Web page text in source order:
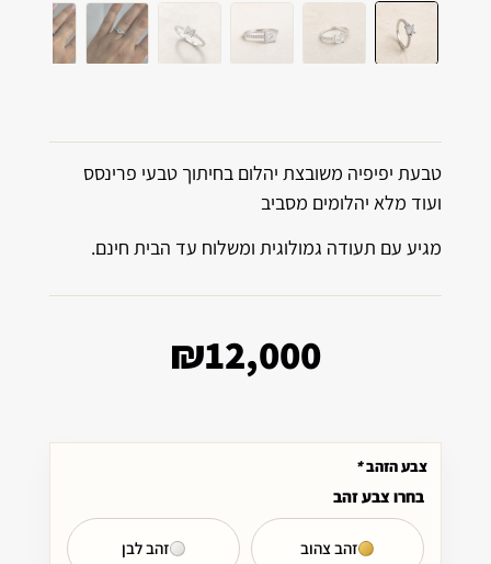
טבעת יפיפיה משובצת יהלום בחיתוך טבעי פרינסס
ועוד מלא יהלומים מסביב
מגיע עם תעודה גמולוגית ומשלוח עד הבית חינם.
₪12,000
צבע הזהב*
בחרו צבע זהב
זהב צהוב זהב לבן